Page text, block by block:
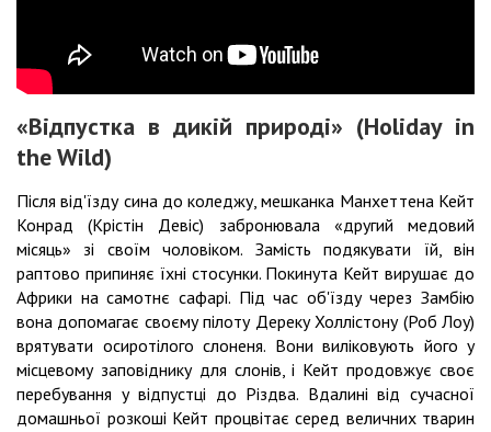
«Відпустка в дикій природі» (Holiday in
the Wild)
Після від'їзду сина до коледжу, мешканка Манхеттена Кейт
Конрад (Крістін Девіс) забронювала «другий медовий
місяць» зі своїм чоловіком. Замість подякувати їй, він
раптово припиняє їхні стосунки. Покинута Кейт вирушає до
Африки на самотнє сафарі. Під час об'їзду через Замбію
вона допомагає своєму пілоту Дереку Холлістону (Роб Лоу)
врятувати осиротілого слоненя. Вони виліковують його у
місцевому заповіднику для слонів, і Кейт продовжує своє
перебування у відпустці до Різдва. Вдалині від сучасної
домашньої розкоші Кейт процвітає серед величних тварин